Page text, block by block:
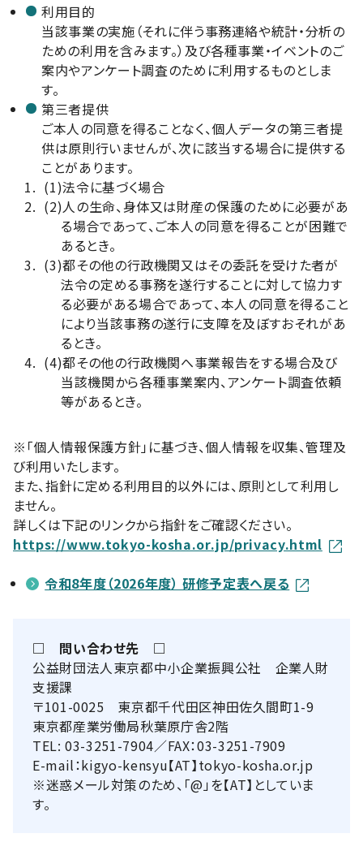
利用目的
当該事業の実施（それに伴う事務連絡や統計・分析の
ための利用を含みます。）及び各種事業・イベントのご
案内やアンケート調査のために利用するものとしま
す。
第三者提供
ご本人の同意を得ることなく、個人データの第三者提
供は原則行いませんが、次に該当する場合に提供する
ことがあります。
(1)法令に基づく場合
(2)人の生命、身体又は財産の保護のために必要があ
る場合であって、ご本人の同意を得ることが困難で
あるとき。
(3)都その他の行政機関又はその委託を受けた者が
法令の定める事務を遂行することに対して協力す
る必要がある場合であって、本人の同意を得ること
により当該事務の遂行に支障を及ぼすおそれがあ
るとき。
(4)都その他の行政機関へ事業報告をする場合及び
当該機関から各種事業案内、アンケート調査依頼
等があるとき。
※「個人情報保護方針」に基づき、個人情報を収集、管理及
び利用いたします。
また、指針に定める利用目的以外には、原則として利用し
ません。
詳しくは下記のリンクから指針をご確認ください。
https://www.tokyo-kosha.or.jp/privacy.html
令和8年度（2026年度） 研修予定表へ戻る
□ 問い合わせ先 □
公益財団法人東京都中小企業振興公社 企業人財
支援課
〒101-0025 東京都千代田区神田佐久間町1-9
東京都産業労働局秋葉原庁舎2階
TEL: 03-3251-7904／FAX：03-3251-7909
E-mail：kigyo-kensyu【AT】tokyo-kosha.or.jp
※迷惑メール対策のため、「@」を【AT】としていま
す。